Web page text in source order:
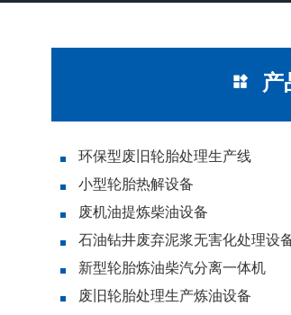
产
环保型废旧轮胎处理生产线
小型轮胎热解设备
废机油提炼柴油设备
石油钻井废弃泥浆无害化处理设
新型轮胎炼油柴汽分离一体机
废旧轮胎处理生产炼油设备